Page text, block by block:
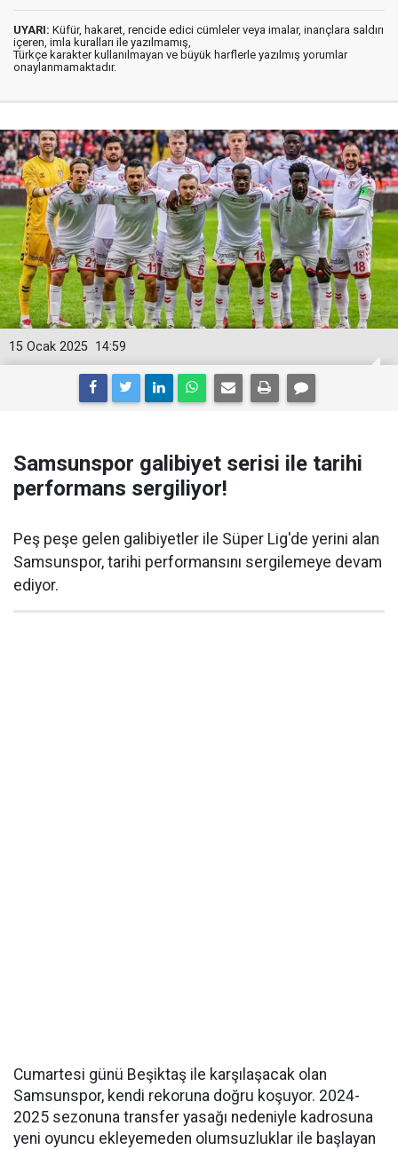
UYARI: Küfür, hakaret, rencide edici cümleler veya imalar, inançlara saldırı
içeren, imla kuralları ile yazılmamış,
Türkçe karakter kullanılmayan ve büyük harflerle yazılmış yorumlar
onaylanmamaktadır.
14:59
15 Ocak 2025
Samsunspor galibiyet serisi ile tarihi
performans sergiliyor!
Peş peşe gelen galibiyetler ile Süper Lig'de yerini alan
Samsunspor, tarihi performansını sergilemeye devam
ediyor.
Cumartesi günü Beşiktaş ile karşılaşacak olan
Samsunspor, kendi rekoruna doğru koşuyor. 2024-
2025 sezonuna transfer yasağı nedeniyle kadrosuna
yeni oyuncu ekleyemeden olumsuzluklar ile başlayan